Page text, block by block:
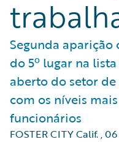
Segunda aparição
do 5º lugar na
aberto do setor
com os níveis
funcionários
FOSTER CITY Calif.,06